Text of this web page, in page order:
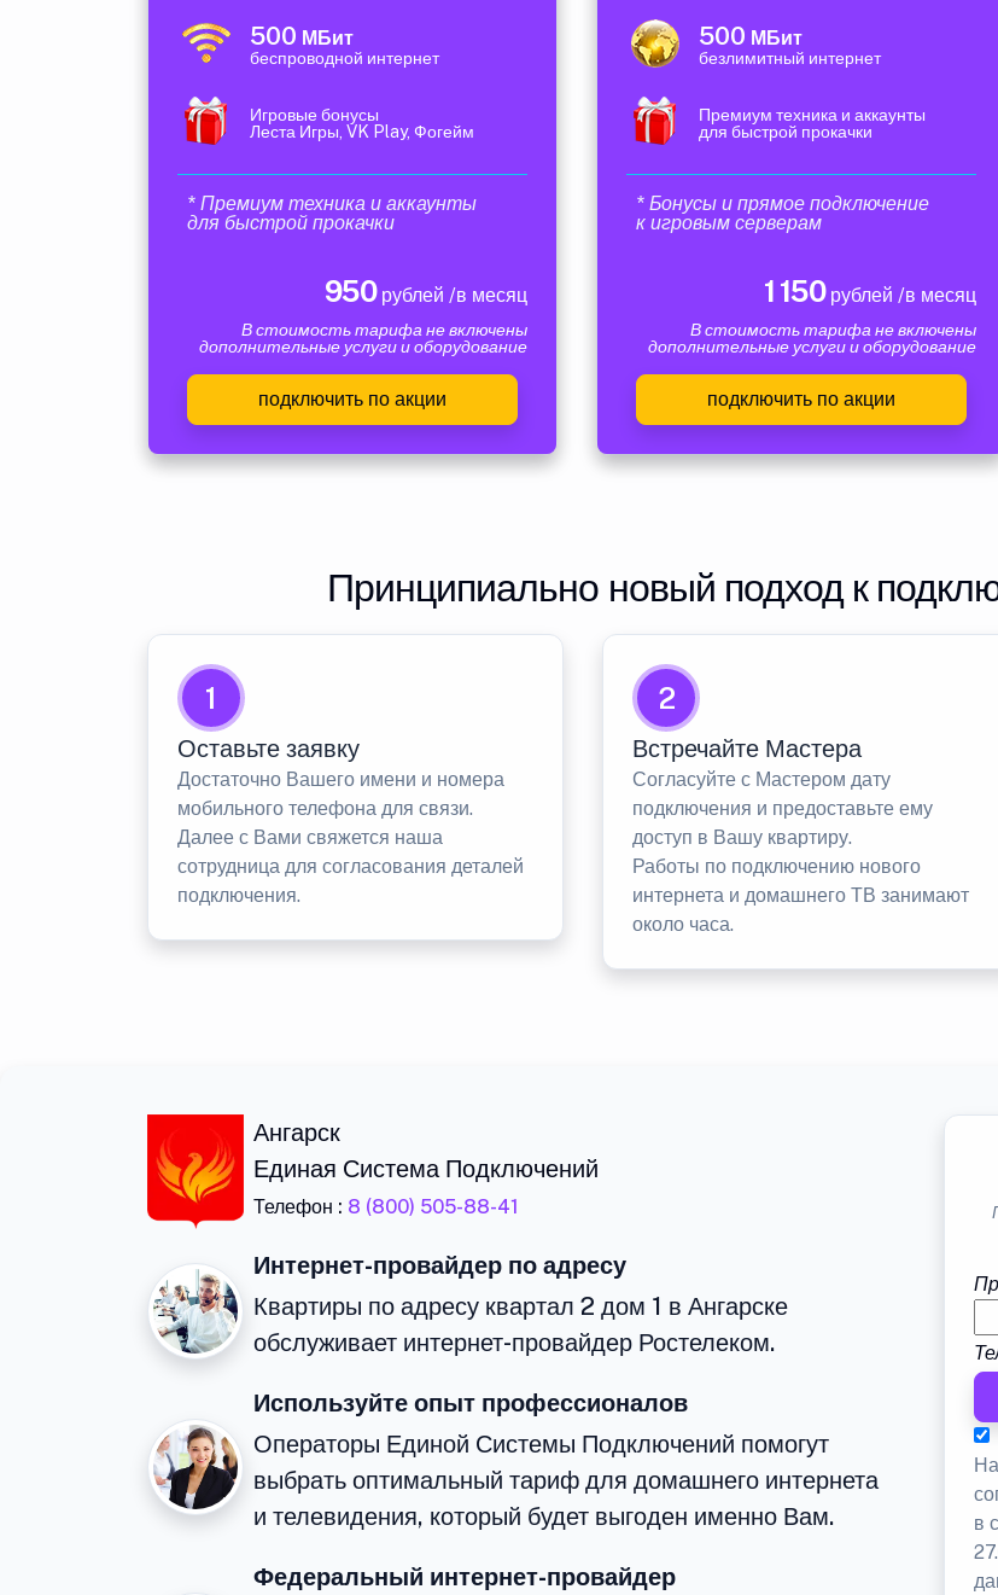
500 МБит
беспроводной интернет
Игровые бонусы
Леста Игры, VK Play, Фогейм
* Премиум техника и аккаунты
для быстрой прокачки
950рублей /в месяц
В стоимость тарифа не включены
дополнительные услуги и оборудование
подключить по акции
500 МБит
безлимитный интернет
Премиум техника и аккаунты
для быстрой прокачки
* Бонусы и прямое подключение
к игровым серверам
1 150рублей /в месяц
В стоимость тарифа не включены
дополнительные услуги и оборудование
подключить по акции
Принципиально новый подход к
1
Оставьте заявку
Достаточно Вашего имени и номера
мобильного телефона для связи.
Далее с Вами свяжется наша
сотрудница для согласования деталей
подключения.
2
Встречайте Мастера
Согласуйте с Мастером дату
подключения и предоставьте ему
доступ в Вашу квартиру.
Работы по подключению нового
интернета и домашнего ТВ занимают
около часа.
Ангарск
Единая Система Подключений
Телефон : 8 (800) 505-88-41
Интернет-провайдер по адресу
Квартиры по адресу квартал 2 дом 1 в Ангарске
обслуживает интернет-провайдер Ростелеком.
Используйте опыт профессионалов
Операторы Единой Системы Подключений помогут
выбрать оптимальный тариф для домашнего интернета
и телевидения, который будет выгоден именно Вам.
Федеральный интернет-провайдер
в